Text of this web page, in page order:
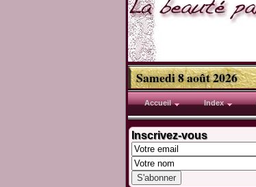
Samedi 8 août 2026
Accueil Index
Inscrivez-vous